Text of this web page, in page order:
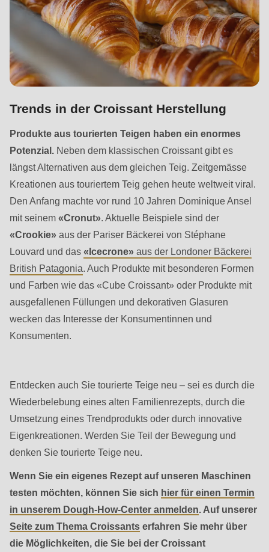
597
modules/custom/rondo_contact/src/ContactService.php).
Deprecated
function:
mb_substr():
null
to
parameter
#1
($string)
of
type
string
is
deprecated
in
Drupal\rondo_contact\ContactService-
>Drupal\rondo_contact\
(line
592
of
modules/custom/rondo_contact/src/ContactService.php
Deprecated
function:
mb_substr():
Passing
null
Trends in der Croissant Herstellung
Produkte aus tourierten Teigen haben ein enormes
Potenzial. Neben dem klassischen Croissant gibt es
längst Alternativen aus dem gleichen Teig. Zeitgemässe
Kreationen aus touriertem Teig gehen heute weltweit viral.
Den Anfang machte vor rund 10 Jahren Dominique Ansel
mit seinem «Cronut». Aktuelle Beispiele sind der
«Crookie» aus der Pariser Bäckerei von Stéphane
Louvard und das «Icecrone» aus der Londoner Bäckerei
British Patagonia. Auch Produkte mit besonderen Formen
und Farben wie das «Cube Croissant» oder Produkte mit
ausgefallenen Füllungen und dekorativen Glasuren
wecken das Interesse der Konsumentinnen und
Konsumenten.
Entdecken auch Sie tourierte Teige neu – sei es durch die
Wiederbelebung eines alten Familienrezepts, durch die
Umsetzung eines Trendprodukts oder durch innovative
Eigenkreationen. Werden Sie Teil der Bewegung und
denken Sie tourierte Teige neu.
Wenn Sie ein eigenes Rezept auf unseren Maschinen
testen möchten, können Sie sich hier für einen Termin
in unserem Dough-How-Center anmelden. Auf unserer
Seite zum Thema Croissants erfahren Sie mehr über
die Möglichkeiten, die Sie bei der Croissant